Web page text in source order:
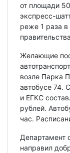
от площади
экспресс-
реже 1 раза
Желающие
возле Парка
автобусе 74.
и ЕГКС
рублей.
час.
Департамент
направил